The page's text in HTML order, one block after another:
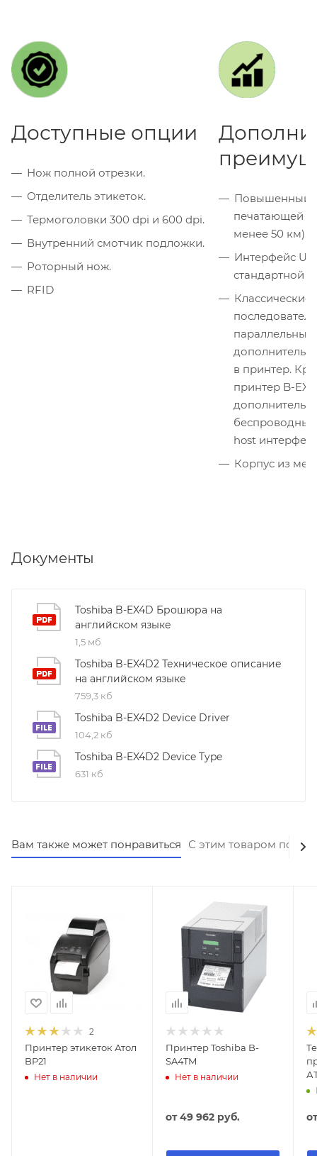
Доступные опции
Нож полной отрезки.
Отделитель этикеток.
Термоголовки 300 dpi и 600 dpi.
Внутренний смотчик подложки.
Роторный нож.
RFID
Повышенный
печатающей
менее 50 км).
Интерфейс
стандартной
параллельный
в принтер.
принтер B-
host
Корпус из
Документы
Toshiba B-EX4D Брошюра на
английском языке
1,5 мб
Toshiba B-EX4D2 Техническое описание
на английском языке
759,3 кб
Toshiba B-EX4D2 Device Driver
104,2 кб
Toshiba B-EX4D2 Device Type
631 кб
Вам также может понравиться С этим товаром
2
Принтер этикеток Атол
BP21
Нет в наличии
Принтер Toshiba B-
SA4TM
Нет в наличии
от49 962 руб.